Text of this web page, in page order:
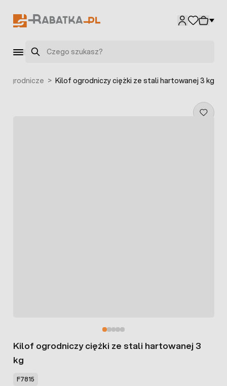
Szukaj
ogrodnicze > Kilof ogrodniczy ciężki ze stali hartowanej 3 kg
Kilof ogrodniczy ciężki ze stali hartowanej 3
kg
F7815